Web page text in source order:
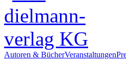
Autoren & BücherVeranstaltungen